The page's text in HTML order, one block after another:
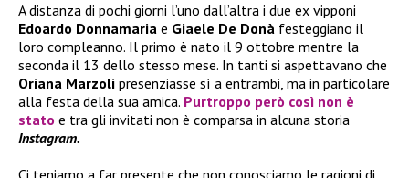
A distanza di pochi giorni l’uno dall’altra i due ex vipponi
Edoardo Donnamaria e Giaele De Donà festeggiano il
loro compleanno. Il primo è nato il 9 ottobre mentre la
seconda il 13 dello stesso mese. In tanti si aspettavano che
Oriana Marzoli presenziasse sì a entrambi, ma in particolare
alla festa della sua amica. Purtroppo però così non è
stato e tra gli invitati non è comparsa in alcuna storia
Instagram.